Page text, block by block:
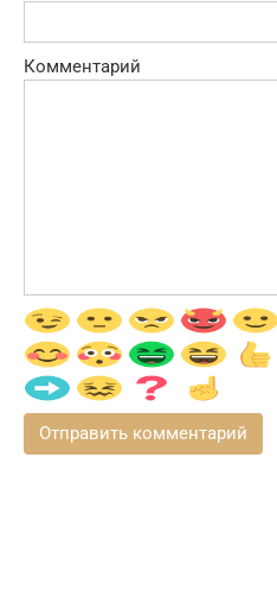
Комментарий